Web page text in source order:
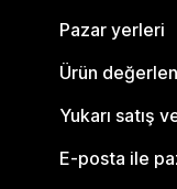
Pazar yerleri
Ürün
Yukarı satış
E-posta ile